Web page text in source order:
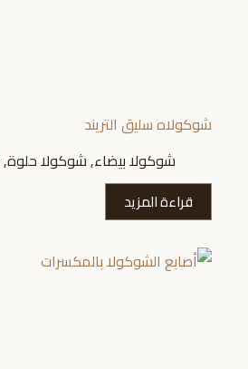
شوكولاه سليق التريند
شوكولا بيضاء,شوكولا حلوة,
قراءة المزيد